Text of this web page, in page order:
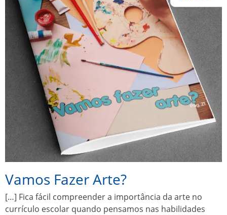
Vamos Fazer Arte?
[…] Fica fácil compreender a importância da arte no
currículo escolar quando pensamos nas habilidades